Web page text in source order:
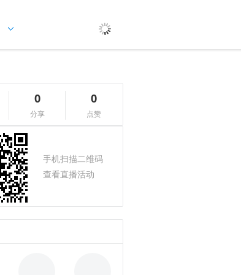
0
分享
0
点赞
手机扫描二维码
查看直播活动